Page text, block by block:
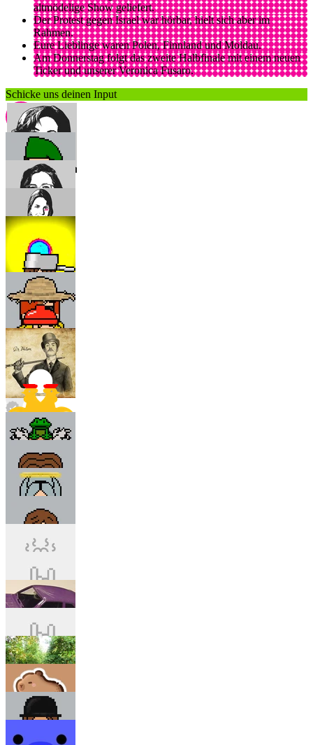
altmödelige Show geliefert.
Der Protest gegen Israel war hörbar, hielt sich aber im
Rahmen.
Eure Lieblinge waren Polen, Finnland und Moldau.
Am Donnerstag folgt das zweite Halbfinale mit einem neuen
Ticker und unserer Veronica Fusaro.
Schicke uns deinen Input